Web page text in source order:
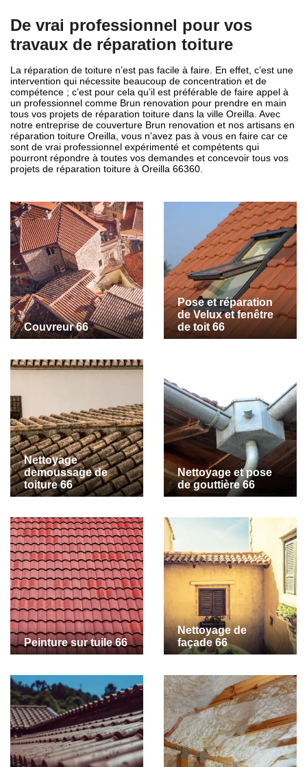
De vrai professionnel pour vos
travaux de réparation toiture
La réparation de toiture n’est pas facile à faire. En effet, c’est une
intervention qui nécessite beaucoup de concentration et de
compétence ; c’est pour cela qu’il est préférable de faire appel à
un professionnel comme Brun renovation pour prendre en main
tous vos projets de réparation toiture dans la ville Oreilla. Avec
notre entreprise de couverture Brun renovation et nos artisans en
réparation toiture Oreilla, vous n’avez pas à vous en faire car ce
sont de vrai professionnel expérimenté et compétents qui
pourront répondre à toutes vos demandes et concevoir tous vos
projets de réparation toiture à Oreilla 66360.
Couvreur 66
Pose et réparation
de Velux et fenêtre
de toit 66
Nettoyage
demoussage de
toiture 66
Nettoyage et pose
de gouttière 66
Peinture sur tuile 66
Nettoyage de
façade 66